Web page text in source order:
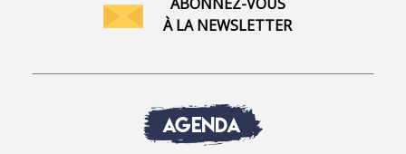
À LA NEWSLETTER
AGENDA